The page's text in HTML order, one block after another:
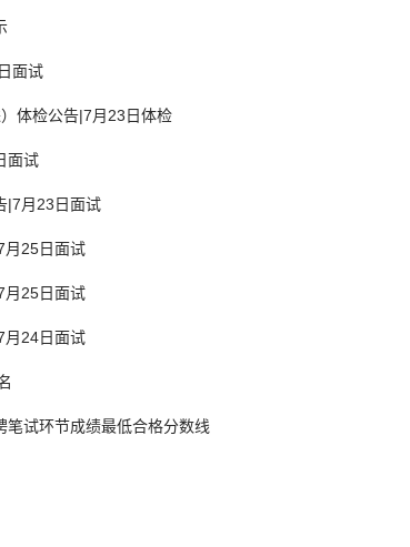
面试
体检公告|7月23日体检
面试
|7月23日面试
月25日面试
月25日面试
月24日面试
试环节成绩最低合格分数线